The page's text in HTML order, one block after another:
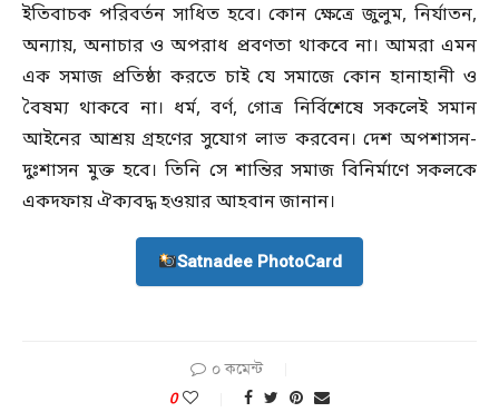
ইতিবাচক পরিবর্তন সাধিত হবে। কোন ক্ষেত্রে জুলুম, নির্যাতন,
অন্যায়, অনাচার ও অপরাধ প্রবণতা থাকবে না। আমরা এমন
এক সমাজ প্রতিষ্ঠা করতে চাই যে সমাজে কোন হানাহানী ও
বৈষম্য থাকবে না। ধর্ম, বর্ণ, গোত্র নির্বিশেষে সকলেই সমান
আইনের আশ্রয় গ্রহণের সুযোগ লাভ করবেন। দেশ অপশাসন-
দুঃশাসন মুক্ত হবে। তিনি সে শান্তির সমাজ বিনির্মাণে সকলকে
একদফায় ঐক্যবদ্ধ হওয়ার আহবান জানান।
Satnadee PhotoCard
০ কমেন্ট
0